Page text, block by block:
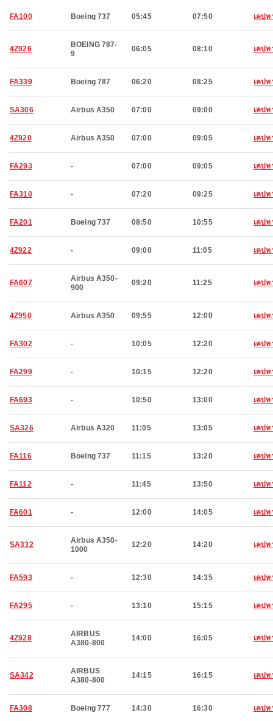
FA100 Boeing 737 05:45 07:50 เคปท
4Z926
BOEING 787-
9
06:05 08:10 เคปท
FA339 Boeing 787 06:20 08:25 เคปท
SA306 Airbus A350 07:00 09:00 เคปท
4Z920 Airbus A350 07:00 09:05 เคปท
FA293 - 07:00 09:05 เคปท
FA310 - 07:20 09:25 เคปท
FA201 Boeing 737 08:50 10:55 เคปท
4Z922 - 09:00 11:05 เคปท
FA607
Airbus A350-
900
09:20 11:25 เคปท
4Z950 Airbus A350 09:55 12:00 เคปท
FA302 - 10:05 12:20 เคปท
FA299 - 10:15 12:20 เคปท
FA693 - 10:50 13:00 เคปท
SA326 Airbus A320 11:05 13:05 เคปท
FA116 Boeing 737 11:15 13:20 เคปท
FA112 - 11:45 13:50 เคปท
FA601 - 12:00 14:05 เคปท
SA332
Airbus A350-
1000
12:20 14:20 เคปท
FA593 - 12:30 14:35 เคปท
FA295 - 13:10 15:15 เคปท
4Z928
AIRBUS
A380-800
14:00 16:05 เคปท
SA342
AIRBUS
A380-800
14:15 16:15 เคปท
FA308 Boeing 777 14:30 16:30 เคปท